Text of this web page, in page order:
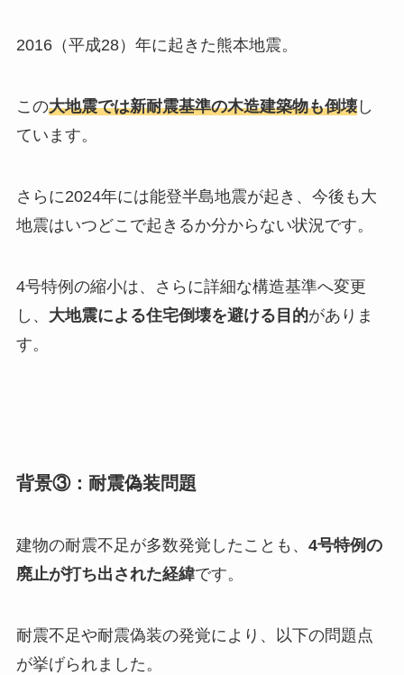
2016（平成28）年に起きた熊本地震。
この大地震では新耐震基準の木造建築物も倒壊し
ています。
さらに2024年には能登半島地震が起き、今後も大
地震はいつどこで起きるか分からない状況です。
4号特例の縮小は、さらに詳細な構造基準へ変更
し、 大地震による住宅倒壊を避ける目的がありま
す。
背景③：耐震偽装問題
建物の耐震不足が多数発覚したことも、 4号特例の
廃止が打ち出された経緯です。
耐震不足や耐震偽装の発覚により、以下の問題点
が挙げられました。